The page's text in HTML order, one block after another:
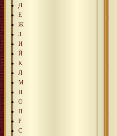
Д
Е
Ж
З
И
Й
К
Л
М
Н
О
П
Р
С